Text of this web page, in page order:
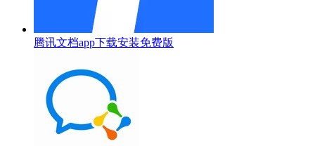
腾讯文档app下载安装免费版